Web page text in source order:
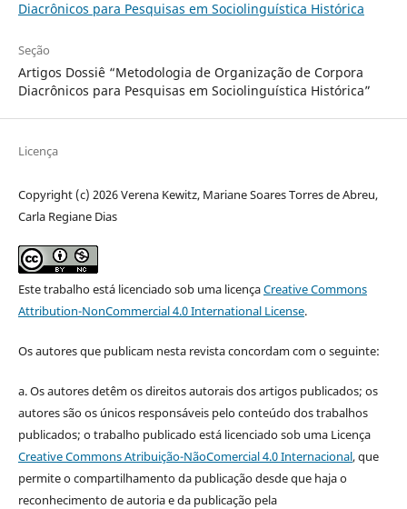
Diacrônicos para Pesquisas em Sociolinguística Histórica
Seção
Artigos Dossiê “Metodologia de Organização de Corpora
Diacrônicos para Pesquisas em Sociolinguística Histórica”
Licença
Copyright (c) 2026 Verena Kewitz, Mariane Soares Torres de Abreu,
Carla Regiane Dias
Este trabalho está licenciado sob uma licençaCreative Commons
Attribution-NonCommercial 4.0 International License.
Os autores que publicam nesta revista concordam com o seguinte:
a.Os autores detêm os direitos autorais dos artigos publicados; os
autores são os únicos responsáveis pelo conteúdo dos trabalhos
publicados; o trabalho publicado está licenciado sob uma Licença
Creative Commons Atribuição-NãoComercial 4.0 Internacional, que
permite o compartilhamento da publicação desde que haja o
reconhecimento de autoria e da publicação pela